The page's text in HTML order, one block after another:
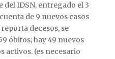
IDSN, entregado el 3
de 9 nuevos casos
decesos, se
óbitos; hay 49 nuevos
activos. (es necesario